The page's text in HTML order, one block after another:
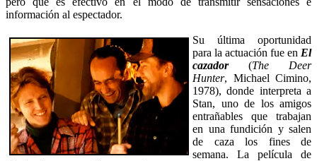
información al espectador.
Su última oportunidad
para la actuación fue en El
cazador(The Deer
Hunter, Michael Cimino,
1978), donde interpreta a
Stan, uno de los amigos
entrañables que trabajan
en una fundición y salen
de caza los fines de
semana. La película de